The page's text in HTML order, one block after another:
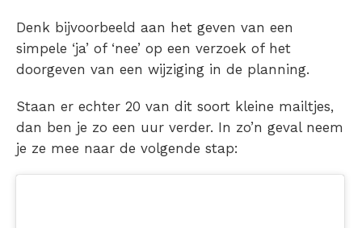
Denk bijvoorbeeld aan het geven van een
simpele ‘ja’ of ‘nee’ op een verzoek of het
doorgeven van een wijziging in de planning.
Staan er echter 20 van dit soort kleine mailtjes,
dan ben je zo een uur verder. In zo’n geval neem
je ze mee naar de volgende stap: